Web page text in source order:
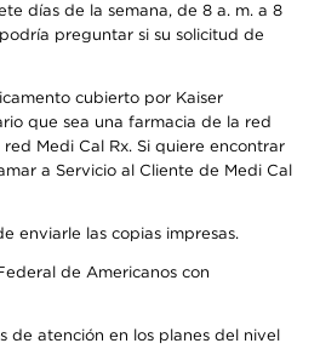
días de la semana, de 8 a. m. a 8
preguntar si su solicitud de
cubierto por Kaiser
que sea una farmacia de la red
Medi Cal Rx. Si quiere encontrar
a Servicio al Cliente de Medi Cal
enviarle las copias impresas.
de Americanos con
de atención en los planes del nivel